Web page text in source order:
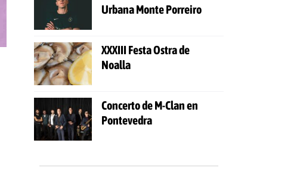
Urbana Monte Porreiro
XXXIII Festa Ostra de
Noalla
Concerto de M-Clan en
Pontevedra